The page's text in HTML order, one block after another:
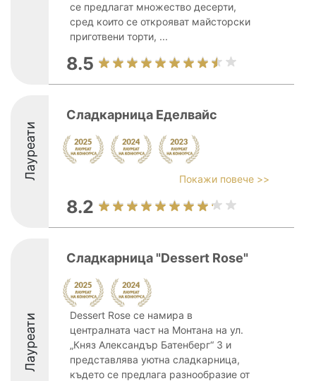
се предлагат множество десерти,
сред които се открояват майсторски
приготвени торти, ...
8.5
Лауреати
Сладкарница Еделвайс
Покажи повече >>
8.2
Лауреати
Сладкарница "Dessert Rose"
Dessert Rose се намира в
централната част на Монтана на ул.
„Княз Александър Батенберг“ 3 и
представлява уютна сладкарница,
където се предлага разнообразие от